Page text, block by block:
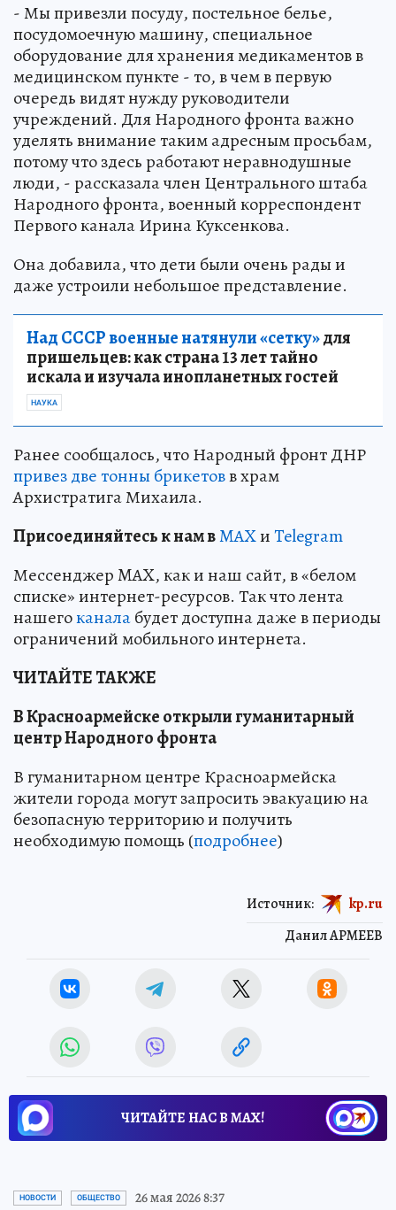
- Мы привезли посуду, постельное белье,
посудомоечную машину, специальное
оборудование для хранения медикаментов в
медицинском пункте - то, в чем в первую
очередь видят нужду руководители
учреждений. Для Народного фронта важно
уделять внимание таким адресным просьбам,
потому что здесь работают неравнодушные
люди, - рассказала член Центрального штаба
Народного фронта, военный корреспондент
Первого канала Ирина Куксенкова.
Она добавила, что дети были очень рады и
даже устроили небольшое представление.
Над СССР военные натянули «сетку»для
пришельцев: как страна 13 лет тайно
искала и изучала инопланетных гостей
НАУКА
Ранее сообщалось, что Народный фронт ДНР
привез две тонны брикетовв храм
Архистратига Михаила.
Присоединяйтесь к нам вMAXиTelegram
Мессенджер MAX, как и наш сайт, в «белом
списке» интернет-ресурсов. Так что лента
нашегоканалабудет доступна даже в периоды
ограничений мобильного интернета.
ЧИТАЙТЕ ТАКЖЕ
В Красноармейске открыли гуманитарный
центр Народного фронта
В гуманитарном центре Красноармейска
жители города могут запросить эвакуацию на
безопасную территорию и получить
необходимую помощь (подробнее)
Данил АРМЕЕВ
Источник: kp.ru
ЧИТАЙТЕ НАС В МАХ!
НОВОСТИ ОБЩЕСТВО 26 мая 2026 8:37